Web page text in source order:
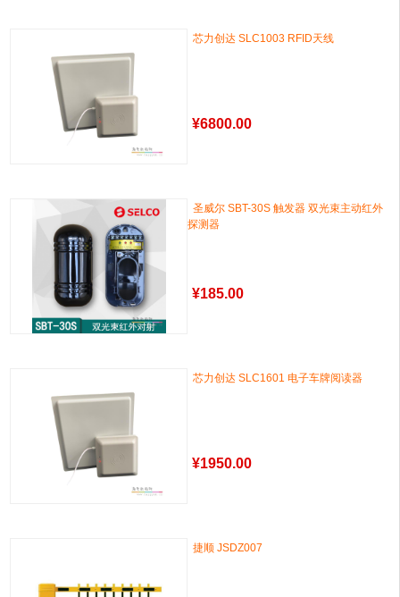
芯力创达 SLC1003 RFID天线
¥6800.00
圣威尔 SBT-30S 触发器 双光束主动红外
探测器
¥185.00
芯力创达 SLC1601 电子车牌阅读器
¥1950.00
捷顺 JSDZ007